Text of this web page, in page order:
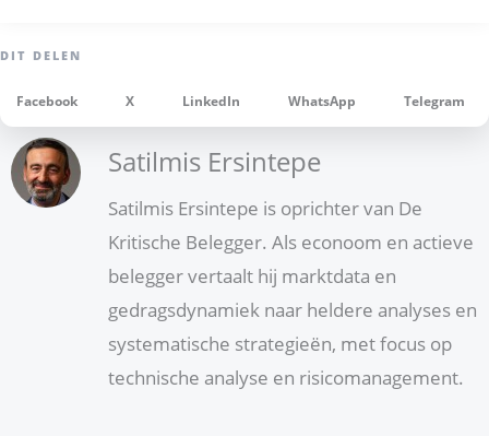
Facebook X LinkedIn WhatsApp Telegram
Satilmis Ersintepe
Satilmis Ersintepe is oprichter van De
Kritische Belegger. Als econoom en actieve
belegger vertaalt hij marktdata en
gedragsdynamiek naar heldere analyses en
systematische strategieën, met focus op
technische analyse en risicomanagement.